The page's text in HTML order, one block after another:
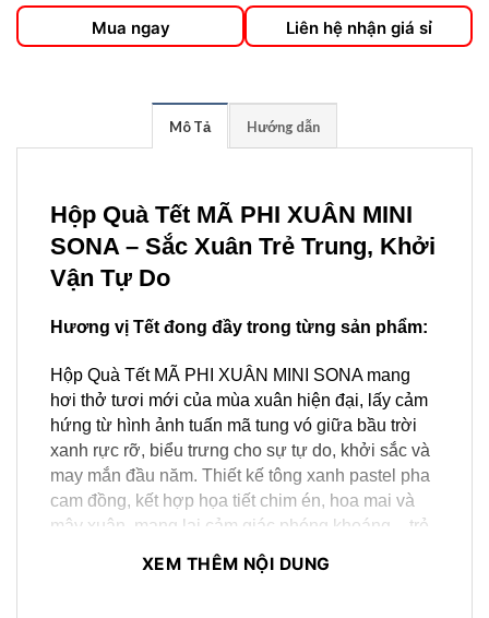
Mua ngay Liên hệ nhận giá sỉ
Mô Tả Hướng dẫn
Hộp Quà Tết MÃ PHI XUÂN MINI
SONA – Sắc Xuân Trẻ Trung, Khởi
Vận Tự Do
Hương vị Tết đong đầy trong từng sản phẩm:
Hộp Quà Tết MÃ PHI XUÂN MINI SONA mang
hơi thở tươi mới của mùa xuân hiện đại, lấy cảm
hứng từ hình ảnh tuấn mã tung vó giữa bầu trời
xanh rực rỡ, biểu trưng cho sự tự do, khởi sắc và
may mắn đầu năm. Thiết kế tông xanh pastel pha
cam đồng, kết hợp họa tiết chim én, hoa mai và
mây xuân, mang lại cảm giác phóng khoáng – trẻ
trung – tràn đầy năng lượng. Dáng hộp đứng gọn
nhẹ, tinh giản nhưng vẫn nổi bật, phù hợp cho
XEM THÊM NỘI DUNG